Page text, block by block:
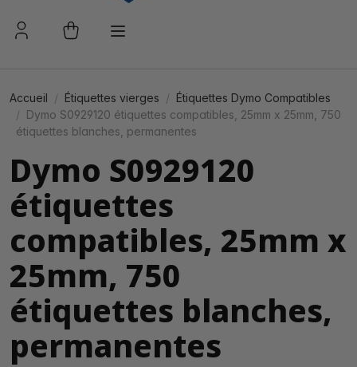
Accueil Étiquettes vierges
Étiquettes Dymo Compatibles
Dymo S0929120 étiquettes compatibles, 25mm x 25mm, 750
étiquettes blanches, permanentes
Dymo S0929120
étiquettes
compatibles, 25mm x
25mm, 750
étiquettes blanches,
permanentes